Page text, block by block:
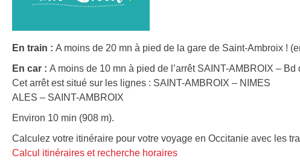
En train : A moins de 20 mn à pied de la gare de Saint-Ambroix !
En car : A moins de 10 mn à pied de l’arrêt SAINT-AMBROIX – Bd
Cet arrêt est situé sur les lignes : SAINT-AMBROIX – NIMES
ALES – SAINT-AMBROIX
Environ 10 min (908 m).
Calculez votre itinéraire pour votre voyage en Occitanie avec les
Calcul itinéraires et recherche horaires